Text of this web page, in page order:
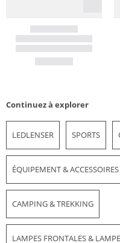
Continuez à explorer
LEDLENSER SPORTS
ÉQUIPEMENT & ACCESSOIRES
CAMPING & TREKKING
LAMPES FRONTALES &